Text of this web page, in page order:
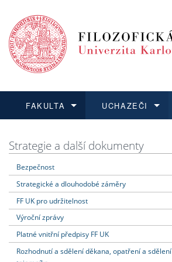
FAKULTA
Dozvědět se více
UCHAZEČI
Podat přihlášku
Dozvědět se více
Dozvědět se více
Dozvědět se více
Strategie a další dokumenty
Bezpečnost
Strategické a dlouhodobé záměry
FF UK pro udržitelnost
Výroční zprávy
Platné vnitřní předpisy FF UK
Rozhodnutí a sdělení děkana, opatření a sdělení